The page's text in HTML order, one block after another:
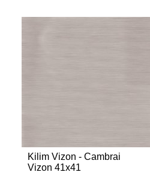
Kilim Vizon - Cambrai
Vizon 41x41